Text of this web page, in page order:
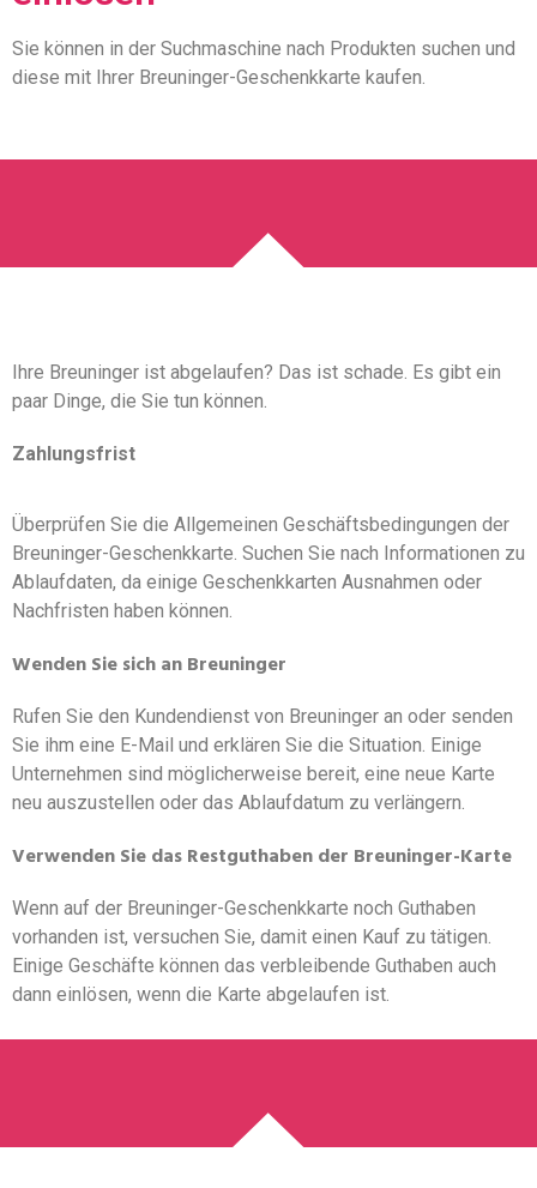
Sie können in der Suchmaschine nach Produkten suchen und
diese mit Ihrer Breuninger-Geschenkkarte kaufen.
Ihre Breuninger ist abgelaufen? Das ist schade. Es gibt ein
paar Dinge, die Sie tun können.
Zahlungsfrist
Überprüfen Sie die Allgemeinen Geschäftsbedingungen der
Breuninger-Geschenkkarte. Suchen Sie nach Informationen zu
Ablaufdaten, da einige Geschenkkarten Ausnahmen oder
Nachfristen haben können.
Wenden Sie sich an Breuninger
Rufen Sie den Kundendienst von Breuninger an oder senden
Sie ihm eine E-Mail und erklären Sie die Situation. Einige
Unternehmen sind möglicherweise bereit, eine neue Karte
neu auszustellen oder das Ablaufdatum zu verlängern.
Verwenden Sie das Restguthaben der Breuninger-Karte
Wenn auf der Breuninger-Geschenkkarte noch Guthaben
vorhanden ist, versuchen Sie, damit einen Kauf zu tätigen.
Einige Geschäfte können das verbleibende Guthaben auch
dann einlösen, wenn die Karte abgelaufen ist.